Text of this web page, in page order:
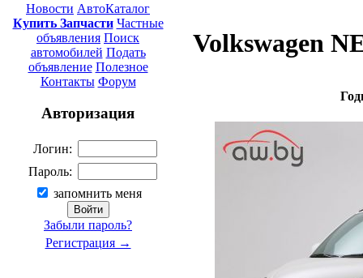
Новости АвтоКаталог
Купить Запчасти Частные
объявления Поиск
автомобилей Подать
объявление Полезное
Контакты Форум
Авторизация
Логин:
Пароль:
запомнить меня
Забыли пароль?
Регистрация →
Volkswagen